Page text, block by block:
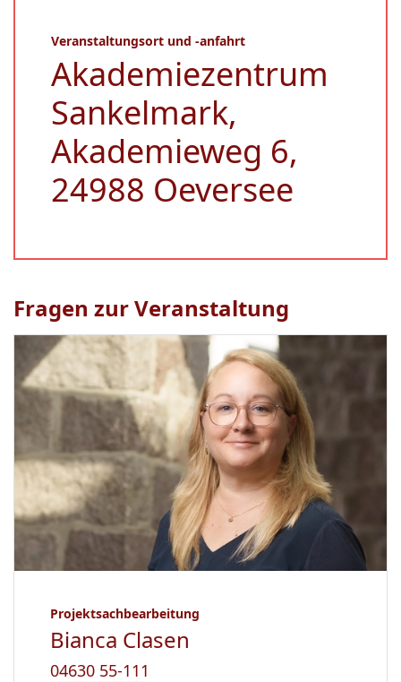
Veranstaltungsort und -anfahrt
Akademiezentrum
Sankelmark,
Akademieweg 6,
24988 Oeversee
Fragen zur Veranstaltung
Projektsachbearbeitung
Bianca Clasen
04630 55-111